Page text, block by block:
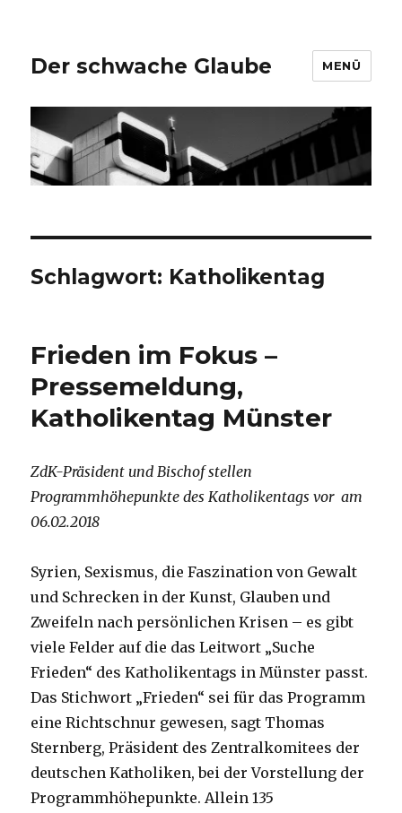
Der schwache Glaube MENÜ
Schlagwort: Katholikentag
Frieden im Fokus –
Pressemeldung,
Katholikentag Münster
ZdK-Präsident und Bischof stellen
Programmhöhepunkte des Katholikentags vor am
06.02.2018
Syrien, Sexismus, die Faszination von Gewalt
und Schrecken in der Kunst, Glauben und
Zweifeln nach persönlichen Krisen – es gibt
viele Felder auf die das Leitwort „Suche
Frieden“ des Katholikentags in Münster passt.
Das Stichwort „Frieden“ sei für das Programm
eine Richtschnur gewesen, sagt Thomas
Sternberg, Präsident des Zentralkomitees der
deutschen Katholiken, bei der Vorstellung der
Programmhöhepunkte. Allein 135